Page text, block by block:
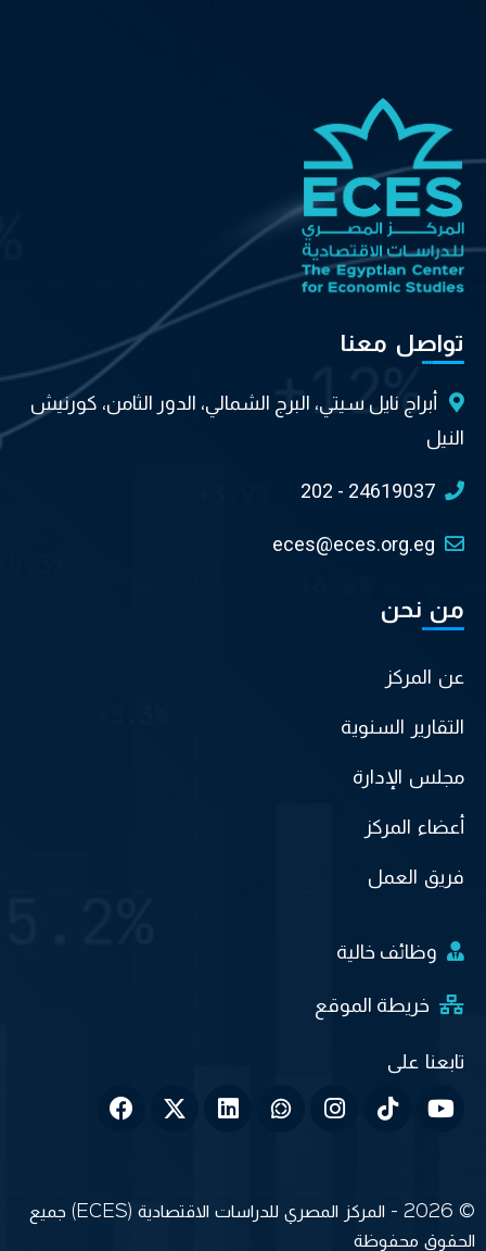
تواصل معنا
أبراج نايل سيتي، البرج الشمالي، الدور الثامن، كورنيش
النيل
202 - 24619037
eces@eces.org.eg
من نحن
عن المركز
التقارير السنوية
مجلس الإدارة
أعضاء المركز
فريق العمل
وظائف خالية
خريطة الموقع
© 2026 - المركز المصري للدراسات الاقتصادية (ECES) جميع
الحقوق محفوظة